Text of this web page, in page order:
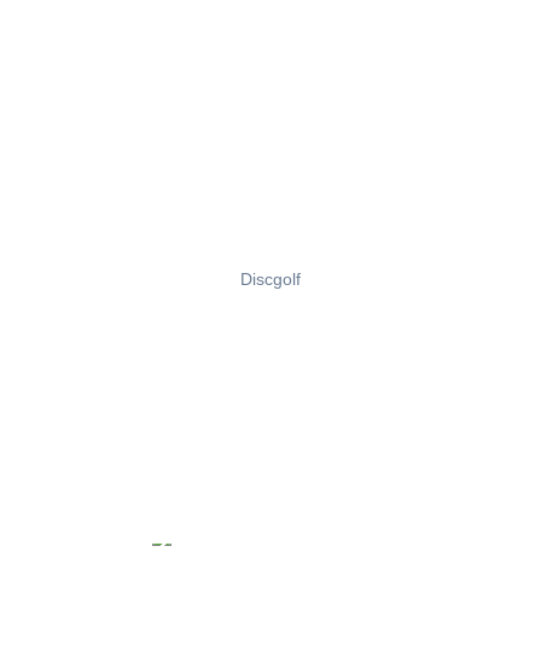
Discgolf